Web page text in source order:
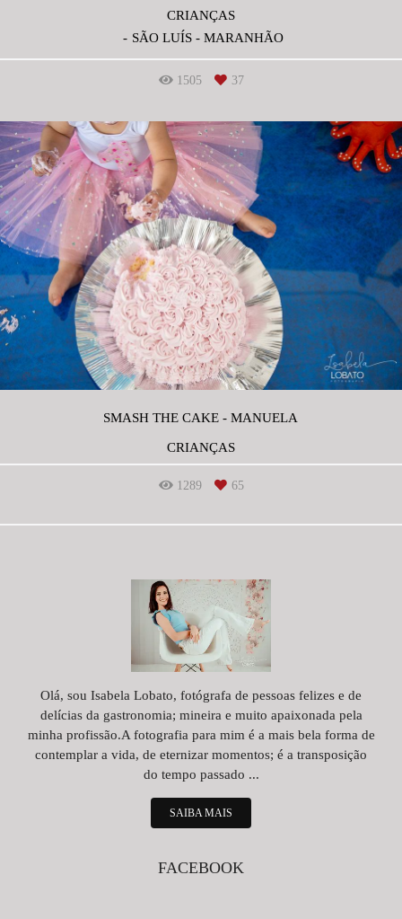
CRIANÇAS
SÃO LUÍS - MARANHÃO
1505 37
SMASH THE CAKE - MANUELA
CRIANÇAS
1289 65
Olá, sou Isabela Lobato, fotógrafa de pessoas felizes e de
delícias da gastronomia; mineira e muito apaixonada pela
minha profissão.A fotografia para mim é a mais bela forma de
contemplar a vida, de eternizar momentos; é a transposição
do tempo passado ...
SAIBA MAIS
FACEBOOK